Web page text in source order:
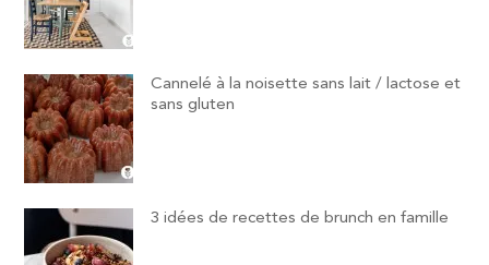
Cannelé à la noisette sans lait / lactose et
sans gluten
3 idées de recettes de brunch en famille